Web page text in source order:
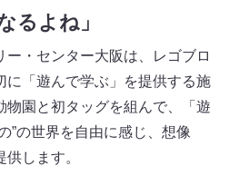
るよね」
ー・センター大阪は、レゴブロ
に「遊んで学ぶ」を提供する施
物園と初タッグを組んで、「遊
”の世界を自由に感じ、想像
します。